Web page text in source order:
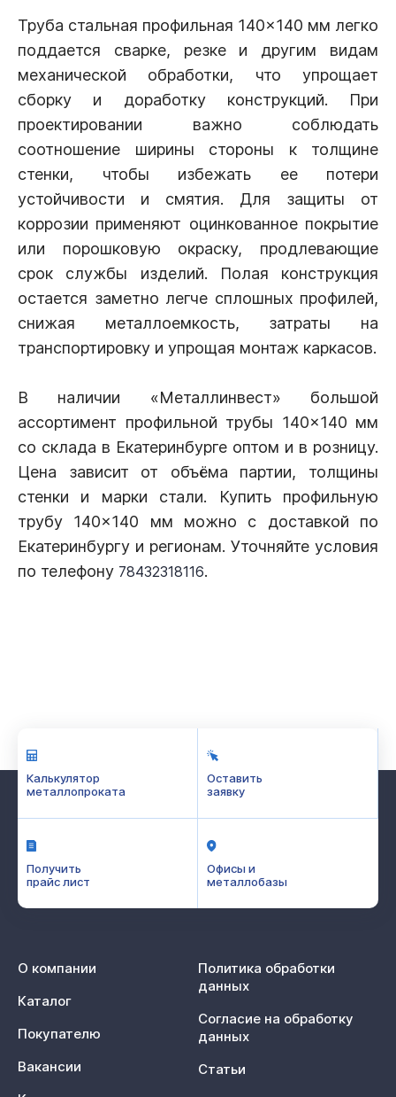
Труба стальная профильная 140×140 мм легко
поддается сварке, резке и другим видам
механической обработки, что упрощает
сборку и доработку конструкций. При
проектировании важно соблюдать
соотношение ширины стороны к толщине
стенки, чтобы избежать ее потери
устойчивости и смятия. Для защиты от
коррозии применяют оцинкованное покрытие
или порошковую окраску, продлевающие
срок службы изделий. Полая конструкция
остается заметно легче сплошных профилей,
снижая металлоемкость, затраты на
транспортировку и упрощая монтаж каркасов.
В наличии «Металлинвест» большой
ассортимент профильной трубы 140×140 мм
со склада в Екатеринбурге оптом и в розницу.
Цена зависит от объёма партии, толщины
стенки и марки стали. Купить профильную
трубу 140×140 мм можно с доставкой по
Екатеринбургу и регионам. Уточняйте условия
по телефону 78432318116.
Калькулятор
металлопроката
Оставить
заявку
Получить
прайс лист
Офисы и
металлобазы
О компании
Каталог
Покупателю
Вакансии
Политика обработки
данных
Согласие на обработку
данных
Статьи